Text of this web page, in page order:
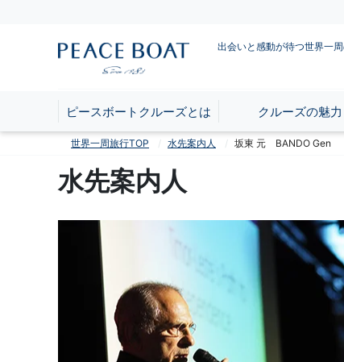
出会いと感動が待つ世界一
ピースボートクルーズとは クルーズの魅力
世界一周旅行TOP 水先案内人 坂東 元 BANDO Gen
水先案内人